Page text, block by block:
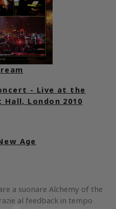
- Live at the
London 2010
Age
a suonare Alchemy of the
al feedback in tempo